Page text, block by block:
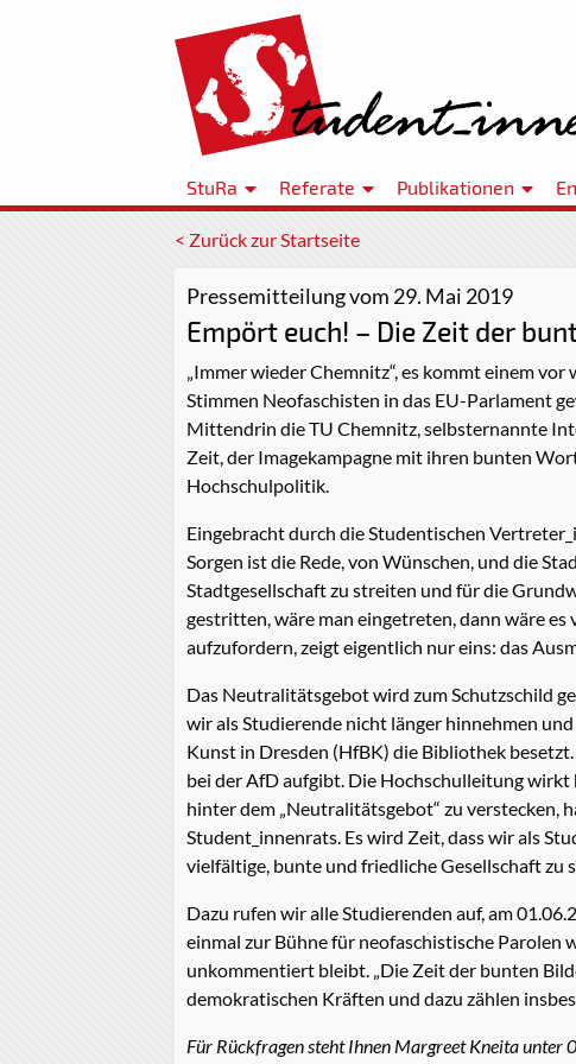
StuRa Referate Publikationen
< Zurück zur Startseite
Pressemitteilung vom 29. Mai 2019
Empört euch! – Die Zeit der
„Immer wieder Chemnitz“, es kommt einem
Stimmen Neofaschisten in das EU-Parlament
Mittendrin die TU Chemnitz, selbsternannte
Zeit, der Imagekampagne mit ihren bunten
Hochschulpolitik.
Eingebracht durch die Studentischen
Sorgen ist die Rede, von Wünschen, und die
Stadtgesellschaft zu streiten und für die
gestritten, wäre man eingetreten, dann wäre
aufzufordern, zeigt eigentlich nur eins: das
Das Neutralitätsgebot wird zum Schutzschild
wir als Studierende nicht länger hinnehmen
Kunst in Dresden (HfBK) die Bibliothek
bei der AfD aufgibt. Die Hochschulleitung wirkt
hinter dem „Neutralitätsgebot“ zu verstecken,
Student_innenrats. Es wird Zeit, dass wir als
vielfältige, bunte und friedliche Gesellschaft zu
Dazu rufen wir alle Studierenden auf, am
einmal zur Bühne für neofaschistische Parolen
unkommentiert bleibt. „Die Zeit der bunten
demokratischen Kräften und dazu zählen
Für Rückfragen steht Ihnen Margreet Kneita